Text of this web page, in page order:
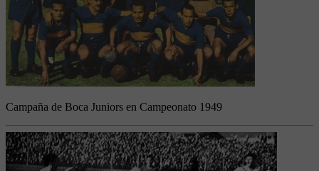
Campaña de Boca Juniors en Campeonato 1949